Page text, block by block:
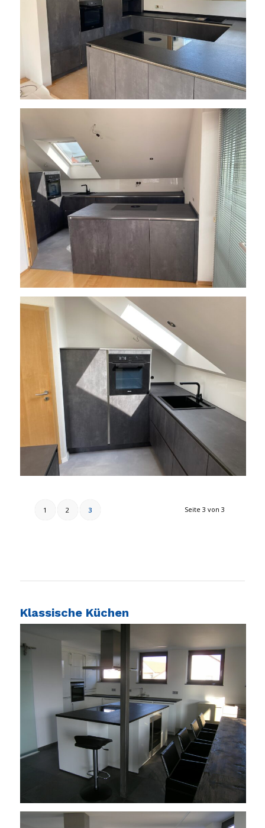
Seite 3 von 3
1 2 3
Klassische Küchen